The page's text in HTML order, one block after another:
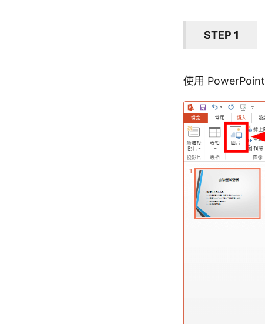
STEP 1
使用